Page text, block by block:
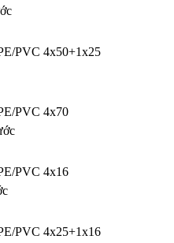
PVC 4x50+1x25
PVC 4x70
PVC 4x16
PVC 4x25+1x16